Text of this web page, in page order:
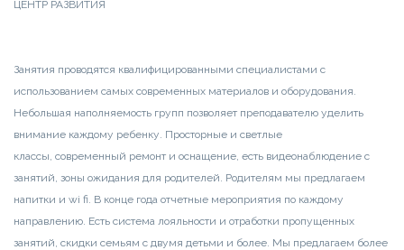
ЦЕНТР РАЗВИТИЯ
Занятия проводятся квалифицированными специалистами с
использованием самых современных материалов и оборудования.
Небольшая наполняемость групп позволяет преподавателю уделить
внимание каждому ребенку. Просторные и светлые
классы, современный ремонт и оснащение, есть видеонаблюдение с
занятий, зоны ожидания для родителей. Родителям мы предлагаем
напитки и wi fi. В конце года отчетные мероприятия по каждому
направлению. Есть система лояльности и отработки пропущенных
занятий, скидки семьям с двумя детьми и более. Мы предлагаем более